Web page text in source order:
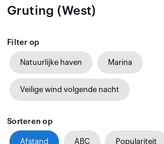
Gruting (West)
Filter op
Natuurlijke haven Marina
Veilige wind volgende nacht
Sorteren op
Afstand ABC Populariteit